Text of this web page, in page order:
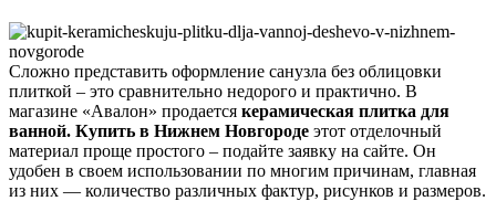
Сложно представить оформление санузла без облицовки
плиткой – это сравнительно недорого и практично. В
магазине «Авалон» продается керамическая плитка для
ванной. Купить в Нижнем Новгороде этот отделочный
материал проще простого – подайте заявку на сайте. Он
удобен в своем использовании по многим причинам, главная
из них — количество различных фактур, рисунков и размеров.